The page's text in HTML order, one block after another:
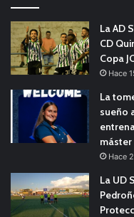
La AD
CD
Copa
Hace
La
sueño
máster
Hace
La UD